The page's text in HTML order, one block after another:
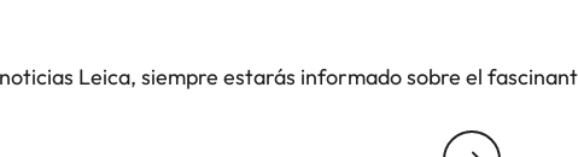
Leica, siempre estarás informado sobre el